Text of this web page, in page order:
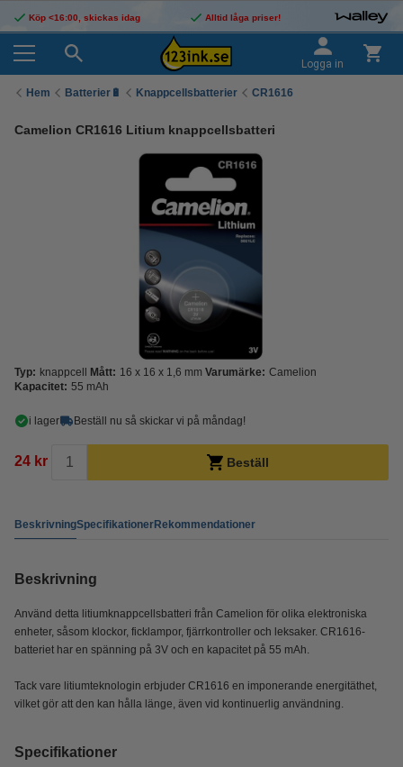
Köp <16:00, skickas idag Alltid låga priser!
Logga in
Hem Batterier🔋 Knappcellsbatterier CR1616
Camelion CR1616 Litium knappcellsbatteri
Typ: knappcell Mått: 16 x 16 x 1,6 mm Varumärke: Camelion
Kapacitet: 55 mAh
i lager Beställ nu så skickar vi på måndag!
24 kr Beställ
BeskrivningSpecifikationerRekommendationer
Beskrivning
Använd detta litiumknappcellsbatteri från Camelion för olika elektroniska
enheter, såsom klockor, ficklampor, fjärrkontroller och leksaker. CR1616-
batteriet har en spänning på 3V och en kapacitet på 55 mAh.
Tack vare litiumteknologin erbjuder CR1616 en imponerande energitäthet,
vilket gör att den kan hålla länge, även vid kontinuerlig användning.
Specifikationer